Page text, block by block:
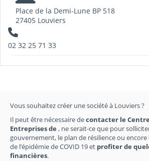
Place de la Demi-Lune BP 518
27405 Louviers
02 32 25 71 33
Vous souhaitez créer une société à Louviers ?
Il peut être nécessaire decontacter le
Entreprises de , ne serait-ce que pour
gouvernement, le plan de résilience ou encore
de l’épidémie de COVID 19 et profiter de
financières.